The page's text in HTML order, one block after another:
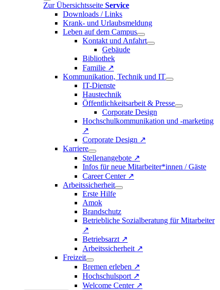
Zur Übersichtsseite Service
Downloads / Links
Krank- und Urlaubsmeldung
Leben auf dem Campus
Kontakt und Anfahrt
Gebäude
Bibliothek
Familie ↗
Kommunikation, Technik und IT
IT-Dienste
Haustechnik
Öffentlichkeitsarbeit & Presse
Corporate Design
Hochschulkommunikation und -marketing
↗
Corporate Design ↗
Karriere
Stellenangebote ↗
Infos für neue Mitarbeiter*innen / Gäste
Career Center ↗
Arbeitssicherheit
Erste Hilfe
Amok
Brandschutz
Betriebliche Sozialberatung für Mitarbeiter
↗
Betriebsarzt ↗
Arbeitssicherheit ↗
Freizeit
Bremen erleben ↗
Hochschulsport ↗
Welcome Center ↗